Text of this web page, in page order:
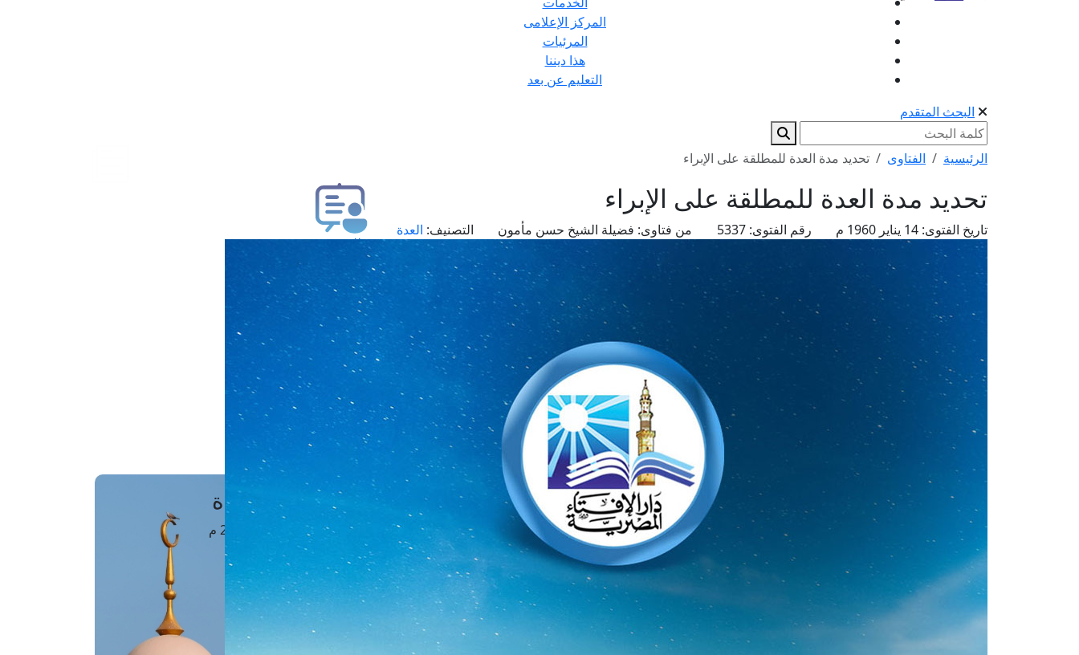
المركز الإعلامى
المرئيات
هذا ديننا
التعليم عن بعد
البحث المتقدم
الرئيسية الفتاوى تحديد مدة العدة للمطلقة على الإبراء
تحديد مدة العدة للمطلقة على الإبراء
تاريخ الفتوى: رقم الفتوى: 5337 من فتاوى: فضيلة الشيخ حسن مأمون التصنيف: العدة
طلب فتوى
استعلام عن فتوى
حجز موعد
الفتوى الهاتفية
مَواقِيتُ الصَّـــلاة
القاهرة · 09 أغسطس 2026 م
الفجر
4 :43
الشروق